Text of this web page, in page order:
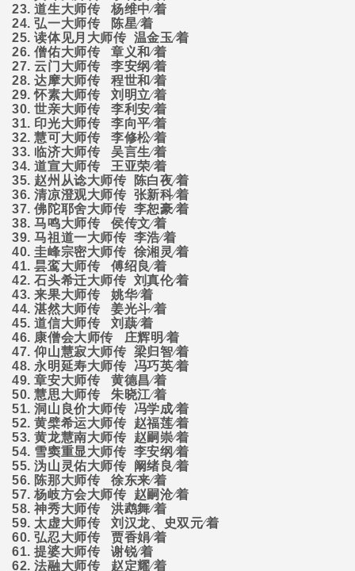
23.道生大师传
杨维中∕着
24.弘一大师传
陈星∕着
25.读体见月大师传 温金玉∕着
26.僧佑大师传
章义和∕着
27.云门大师传
李安纲∕着
28.达摩大师传
程世和∕着
29.怀素大师传
刘明立∕着
30.世亲大师传
李利安∕着
31. 印光大师传
李向平∕着
32.慧可大师传
李修松∕着
33. 临济大师传
吴言生∕着
34.道宣大师传
王亚荣∕着
35. 赵州从谂大师传
陈白夜∕着
36.清凉澄观大师传 张新科∕着
37.佛陀耶舍大师传 李恕豪∕着
38.马鸣大师传
侯传文∕着
39.马祖道一大师传 李浩∕着
40.圭峰宗密大师传 徐湘灵∕着
41.昙鸾大师传
傅绍良∕着
42.石头希迁大师传 刘真伦∕着
43.来果大师传
姚华∕着
44.湛然大师传
姜光斗∕着
45.道信大师传
刘蕻∕着
46. 康僧会大师传
庄辉明∕着
47.仰山慧寂大师传 梁归智∕着
48. 永明延寿大师传
冯巧英∕着
49.章安大师传
黄德昌∕着
50.慧思大师传
朱晓江∕着
51.洞山良价大师传
冯学成∕着
52.黄檗希运大师传
赵福莲∕着
53.黄龙慧南大师传
赵嗣崇∕着
54. 雪窦重显大师传 李安纲∕着
55.沩山灵佑大师传
阚绪良∕着
56. 陈那大师传
徐东来∕着
57.杨岐方会大师传
赵嗣沧∕着
58.神秀大师传
洪鹉舞∕着
59. 太虚大师传
刘汉龙、史双元∕着
60.弘忍大师传
贾香娟∕着
61.提婆大师传
谢锐∕着
62.法融大师传
赵定耀∕着